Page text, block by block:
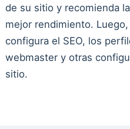
de su sitio y recomienda
mejor rendimiento.
configura el SEO, los
webmaster y otras
sitio.